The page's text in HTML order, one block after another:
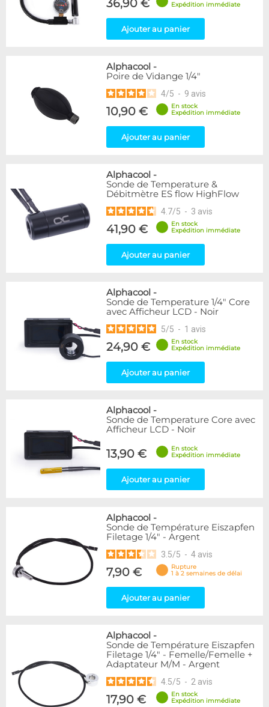
36,90 €
Expédition immédiate
Ajouter au panier
Alphacool -
Poire de Vidange 1/4"
4/5 - 9 avis
10,90 €
En stock
Expédition immédiate
Ajouter au panier
Alphacool -
Sonde de Temperature &
Débitmètre ES flow HighFlow
4.7/5 - 3 avis
41,90 €
En stock
Expédition immédiate
Ajouter au panier
Alphacool -
Sonde de Temperature 1/4" Core
avec Afficheur LCD - Noir
5/5 - 1 avis
24,90 €
En stock
Expédition immédiate
Ajouter au panier
Alphacool -
Sonde de Temperature Core avec
Afficheur LCD - Noir
13,90 €
En stock
Expédition immédiate
Ajouter au panier
Alphacool -
Sonde de Température Eiszapfen
Filetage 1/4" - Argent
3.5/5 - 4 avis
7,90 €
Rupture
1 à 2 semaines de délai
Ajouter au panier
Alphacool -
Sonde de Température Eiszapfen
Filetage 1/4" - Femelle/Femelle +
Adaptateur M/M - Argent
4.5/5 - 2 avis
17,90 €
En stock
Expédition immédiate